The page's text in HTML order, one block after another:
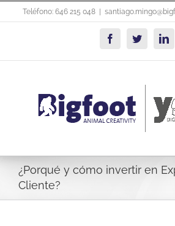
Saltar
Teléfono: 646 215 048
FacebookTwitter
¿Porqué y cómo invertir en
Cliente?